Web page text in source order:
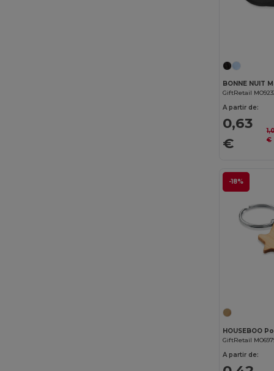
GiftRetail
A partir de:
0,63
€
€
-18%
GiftRetail
A partir de: